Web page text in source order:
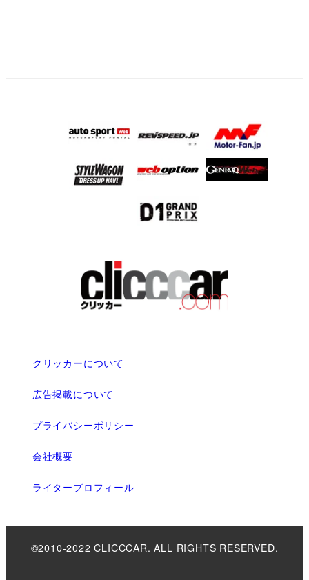
クリッカーについて
広告掲載について
プライバシーポリシー
会社概要
ライタープロフィール
©2010-2022 CLICCCAR. ALL RIGHTS RESERVED.